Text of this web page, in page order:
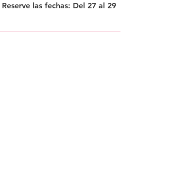
Reserve las fechas: Del 27 al 29